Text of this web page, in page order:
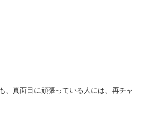
、真面目に頑張っている人には、再チャ